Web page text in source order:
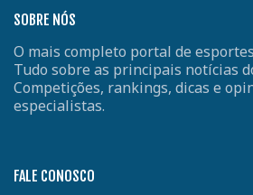
SOBRE NÓS
O mais completo portal de
Tudo sobre as principais notícias
Competições, rankings, dicas e
especialistas.
FALE CONOSCO